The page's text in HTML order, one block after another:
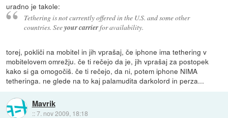
uradno je takole:
Tethering is not currently offered in the U.S. and some other
countries. Seeyour carrierfor availability.
torej, pokliči na mobitel in jih vprašaj, če iphone ima tethering v
mobitelovem omrežju. če ti rečejo da je, jih vprašaj za postopek
kako si ga omogočiš. če ti rečejo, da ni, potem iphone NIMA
tetheringa. ne glede na to kaj palamudita darkolord in perza...
Mavrik
::7. nov 2009, 18:18